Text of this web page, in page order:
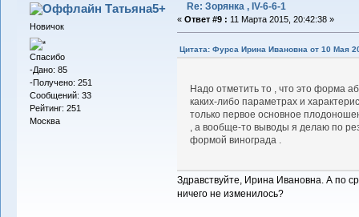
Татьяна5+
Новичок
Спасибо
-Дано: 85
-Получено: 251
Сообщений: 33
Рейтинг: 251
Москва
Re: Зорянка , IV-6-6-1
« Ответ #9 : 11 Марта 2015, 20:42:38 »
Цитата: Фурса Ирина Ивановна от 10 Мая
Надо отметить то , что это форма
каких-либо параметрах и
только первое основное
, а вообще-то выводы я делаю по
формой винограда .
Здравствуйте, Ирина Ивановна. А по
ничего не изменилось?